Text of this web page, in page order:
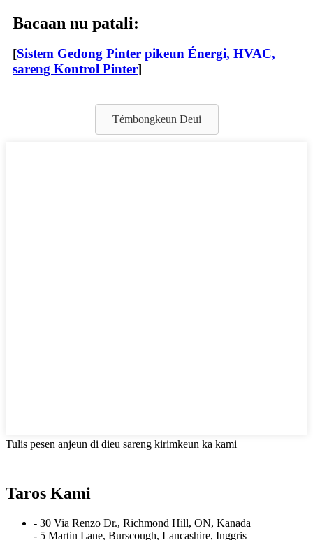
Bacaan nu patali:
[Sistem Gedong Pinter pikeun Énergi, HVAC,
sareng Kontrol Pinter]
Témbongkeun Deui
Tulis pesen anjeun di dieu sareng kirimkeun ka kami
Taros Kami
- 30 Via Renzo Dr., Richmond Hill, ON, Kanada
- 5 Martin Lane, Burscough, Lancashire, Inggris